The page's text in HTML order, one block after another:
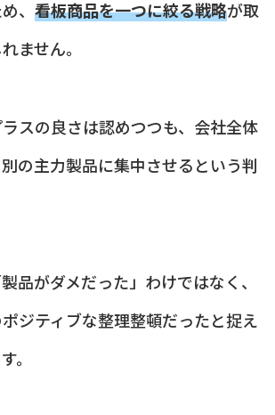
、 看板商品を一つに絞る戦略が取
ません。
スの良さは認めつつも、会社全体
の主力製品に集中させるという判
品がダメだった」わけではなく、
ジティブな整理整頓だったと捉え
。